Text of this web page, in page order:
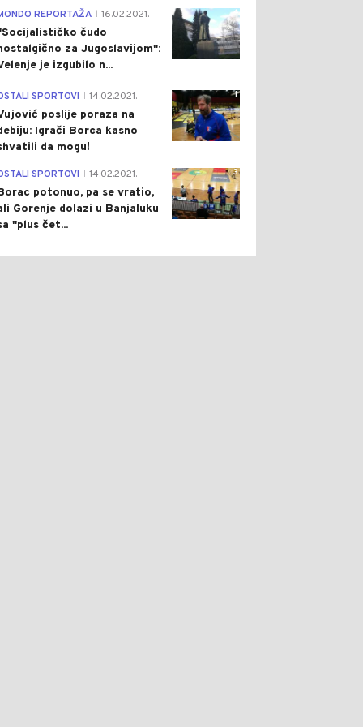
4
REPORTAŽA 16.02.2021.
čudo
za Jugoslavijom":
je izgubilo n...
1
SPORTOVI 14.02.2021.
poslije poraza na
Igrači Borca kasno
da mogu!
3
SPORTOVI 14.02.2021.
potonuo, pa se vratio,
Gorenje dolazi u Banjaluku
"plus čet...